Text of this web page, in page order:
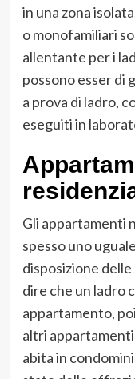
in una zona
o monofamiliari
allentante per i
possono esser di
a prova di ladro,
eseguiti in
Gli appartamenti
spesso uno
disposizione
dire che un ladro
appartamento,
altri
abita in